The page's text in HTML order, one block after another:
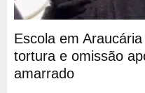
Escola em
tortura e omissão
amarrado